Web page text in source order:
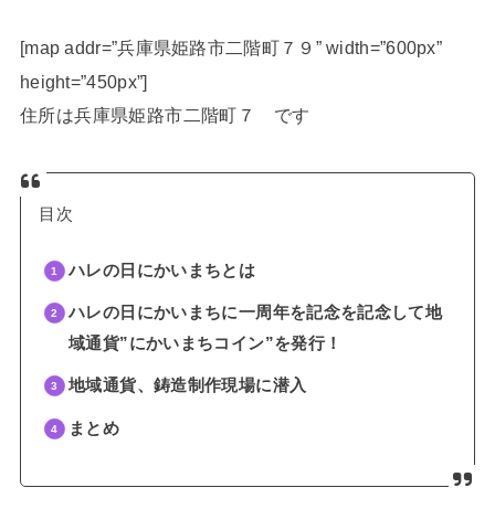
[map addr=”兵庫県姫路市二階町７９” width=”600px”
height=”450px”]
住所は兵庫県姫路市二階町７ です
目次
ハレの日にかいまちとは
ハレの日にかいまちに一周年を記念を記念して地
域通貨”にかいまちコイン”を発行！
地域通貨、鋳造制作現場に潜入
まとめ